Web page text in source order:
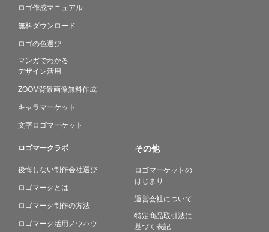
ロゴ作成マニュアル
無料ダウンロード
ロゴの色選び
マンガでわかる
デザイン活用
ZOOM背景画像無料作成
キャラマーケット
文字ロゴマーケット
ロゴマークラボ
後悔しない制作会社選び
ロゴマークとは
ロゴマーク制作の方法
ロゴマーク活用ノウハウ
その他
ロゴマーケットの
はじまり
運営会社について
特定商品取引法に
基づく表記